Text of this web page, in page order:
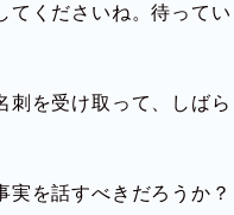
てくださいね。待ってい
刺を受け取って、しばら
実を話すべきだろうか？